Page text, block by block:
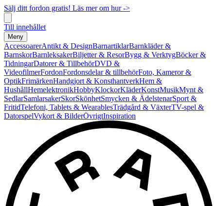
Sälj ditt fordon gratis! Läs mer om hur ->
Till innehållet
Meny
AccessoarerAntikt & DesignBarnartiklarBarnkläder &
BarnskorBarnleksakerBiljetter & ResorBygg & VerktygBöcker &
TidningarDatorer & TillbehörDVD &
VideofilmerFordonFordonsdelar & tillbehörFoto, Kameror &
OptikFrimärkenHandgjort & KonsthantverkHem &
HushållHemelektronikHobbyKlockorKläderKonstMusikMynt &
SedlarSamlarsakerSkorSkönhetSmycken & ÄdelstenarSport &
FritidTelefoni, Tablets & WearablesTrädgård & VäxterTV-spel &
DatorspelVykort & BilderÖvrigtInspiration